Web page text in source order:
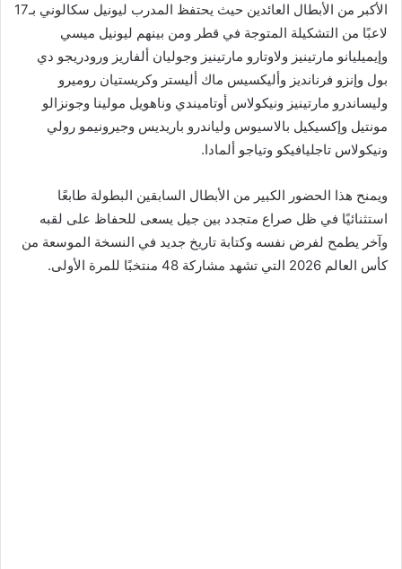
الأكبر من الأبطال العائدين حيث يحتفظ المدرب ليونيل سكالوني بـ17
لاعبًا من التشكيلة المتوجة في قطر ومن بينهم ليونيل ميسي
وإيميليانو مارتينيز ولاوتارو مارتينيز وجوليان ألفاريز ورودريجو دي
بول وإنزو فرنانديز وأليكسيس ماك أليستر وكريستيان روميرو
وليساندرو مارتينيز ونيكولاس أوتاميندي وناهويل مولينا وجونزالو
مونتيل وإكسيكيل بالاسيوس ولياندرو باريديس وجيرونيمو رولي
ونيكولاس تاجليافيكو وتياجو ألمادا.
ويمنح هذا الحضور الكبير من الأبطال السابقين البطولة طابعًا
استثنائيًا في ظل صراع متجدد بين جيل يسعى للحفاظ على لقبه
وآخر يطمح لفرض نفسه وكتابة تاريخ جديد في النسخة الموسعة من
كأس العالم 2026 التي تشهد مشاركة 48 منتخبًا للمرة الأولى.